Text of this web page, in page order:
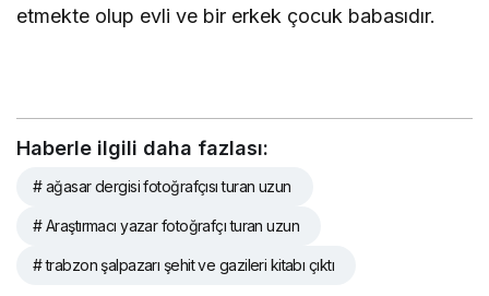
etmekte olup evli ve bir erkek çocuk babasıdır.
Haberle ilgili daha fazlası:
# ağasar dergisi fotoğrafçısı turan uzun
# Araştırmacı yazar fotoğrafçı turan uzun
# trabzon şalpazarı şehit ve gazileri kitabı çıktı